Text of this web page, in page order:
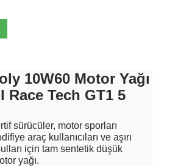
10W60 Motor Yağı
Race Tech GT1 5
sürücüler, motor sporları
araç kullanıcıları ve aşırı
için tam sentetik düşük
yağı.